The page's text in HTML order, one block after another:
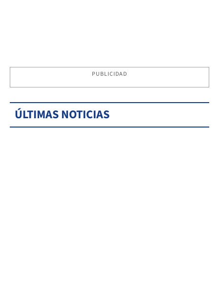
PUBLICIDAD
ÚLTIMAS NOTICIAS